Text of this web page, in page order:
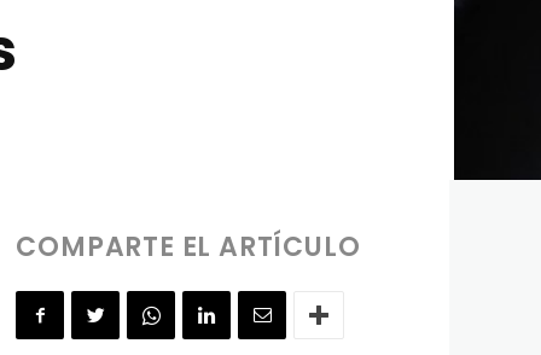
COMPARTE EL ARTÍCULO